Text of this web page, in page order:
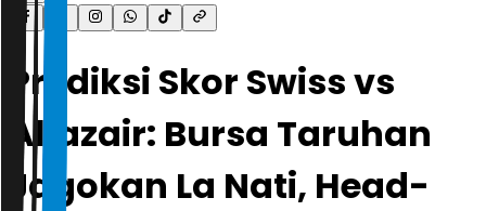
Prediksi Skor Swiss vs
Aljazair: Bursa Taruhan
Jagokan La Nati, Head-